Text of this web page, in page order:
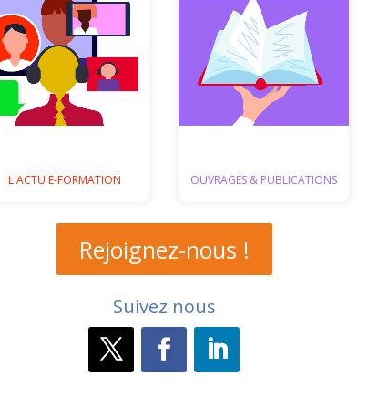
L'ACTU E-FORMATION
Des informations
sur la e-Formation
Actus e-
OUVRAGES & PUBLICATIONS
Quelques
publications
récentes à
découvrir
Publications
Rejoignez-nous !
Suivez nous